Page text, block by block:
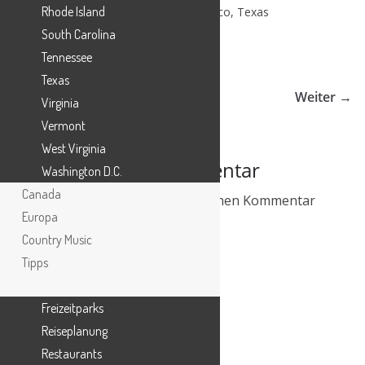
Welcome to the Magnolia Silos, Waco, Texas
← Zurück
Weiter →
Schreibe einen Kommentar
Du musst
sein, um einen Kommentar
abzugeben.
Rhode Island
South Carolina
Tennessee
Texas
Virginia
Vermont
West Virginia
Washington D.C.
Canada
Europa
Country Music
Tipps
Freizeitparks
Reiseplanung
Restaurants